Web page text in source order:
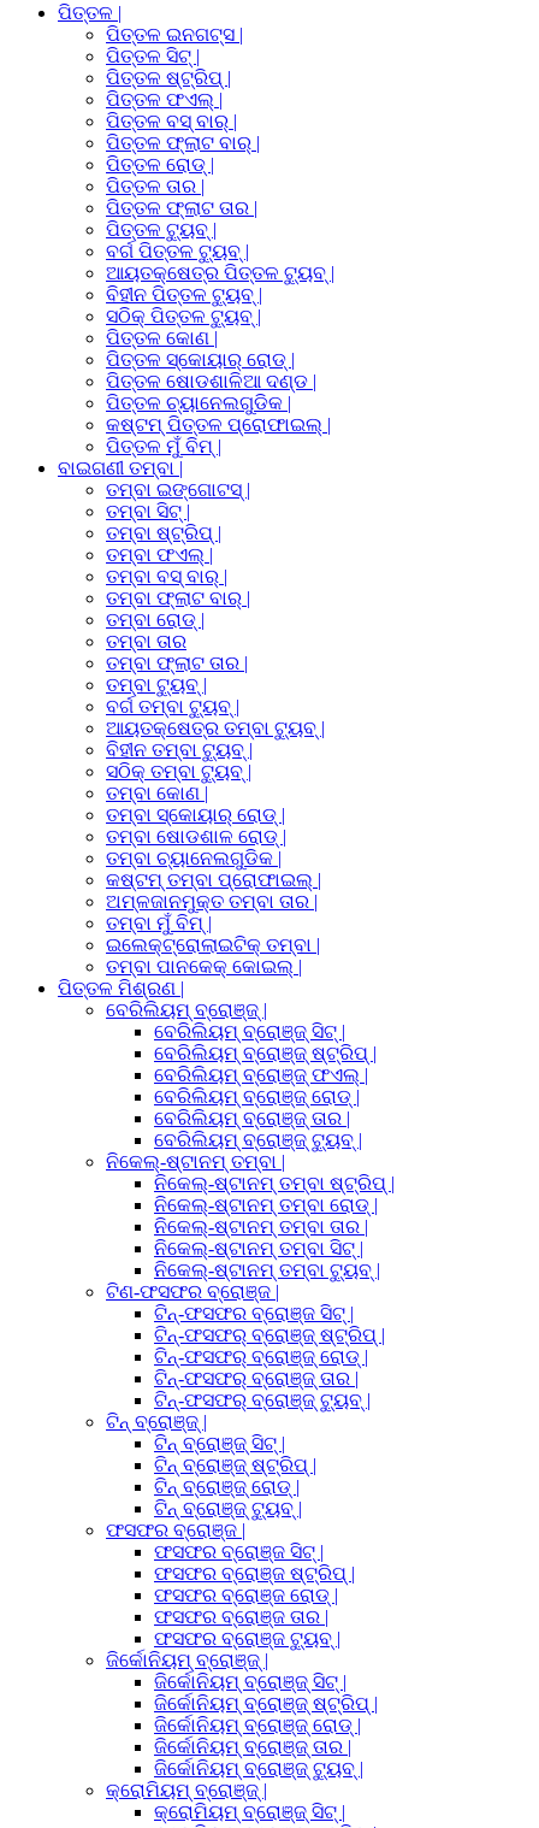
ପିତ୍ତଳ |
ପିତ୍ତଳ ଇନଗଟ୍ସ |
ପିତ୍ତଳ ସିଟ୍ |
ପିତ୍ତଳ ଷ୍ଟ୍ରିପ୍ |
ପିତ୍ତଳ ଫଏଲ୍ |
ପିତ୍ତଳ ବସ୍ ବାର୍ |
ପିତ୍ତଳ ଫ୍ଲାଟ ବାର୍ |
ପିତ୍ତଳ ରୋଡ୍ |
ପିତ୍ତଳ ତାର |
ପିତ୍ତଳ ଫ୍ଲାଟ ତାର |
ପିତ୍ତଳ ଟ୍ୟୁବ୍ |
ବର୍ଗ ପିତ୍ତଳ ଟ୍ୟୁବ୍ |
ଆୟତକ୍ଷେତ୍ର ପିତ୍ତଳ ଟ୍ୟୁବ୍ |
ବିହୀନ ପିତ୍ତଳ ଟ୍ୟୁବ୍ |
ସଠିକ୍ ପିତ୍ତଳ ଟ୍ୟୁବ୍ |
ପିତ୍ତଳ କୋଣ |
ପିତ୍ତଳ ସ୍କୋୟାର୍ ରୋଡ୍ |
ପିତ୍ତଳ ଷୋଡଶାଳିଆ ଦଣ୍ଡ |
ପିତ୍ତଳ ଚ୍ୟାନେଲଗୁଡିକ |
କଷ୍ଟମ୍ ପିତ୍ତଳ ପ୍ରୋଫାଇଲ୍ |
ପିତ୍ତଳ ମୁଁ ବିମ୍ |
ବାଇଗଣୀ ତମ୍ବା |
ତମ୍ବା ଇଙ୍ଗୋଟସ୍ |
ତମ୍ବା ସିଟ୍ |
ତମ୍ବା ଷ୍ଟ୍ରିପ୍ |
ତମ୍ବା ଫଏଲ୍ |
ତମ୍ବା ବସ୍ ବାର୍ |
ତମ୍ବା ଫ୍ଲାଟ ବାର୍ |
ତମ୍ବା ରୋଡ୍ |
ତମ୍ବା ତାର
ତମ୍ବା ଫ୍ଲାଟ ତାର |
ତମ୍ବା ଟ୍ୟୁବ୍ |
ବର୍ଗ ତମ୍ବା ଟ୍ୟୁବ୍ |
ଆୟତକ୍ଷେତ୍ର ତମ୍ବା ଟ୍ୟୁବ୍ |
ବିହୀନ ତମ୍ବା ଟ୍ୟୁବ୍ |
ସଠିକ୍ ତମ୍ବା ଟ୍ୟୁବ୍ |
ତମ୍ବା କୋଣ |
ତମ୍ବା ସ୍କୋୟାର୍ ରୋଡ୍ |
ତମ୍ବା ଷୋଡଶାଳ ରୋଡ୍ |
ତମ୍ବା ଚ୍ୟାନେଲଗୁଡିକ |
କଷ୍ଟମ୍ ତମ୍ବା ପ୍ରୋଫାଇଲ୍ |
ଅମ୍ଳଜାନମୁକ୍ତ ତମ୍ବା ତାର |
ତମ୍ବା ମୁଁ ବିମ୍ |
ଇଲେକ୍ଟ୍ରୋଲାଇଟିକ୍ ତମ୍ବା |
ତମ୍ବା ପାନକେକ୍ କୋଇଲ୍ |
ପିତ୍ତଳ ମିଶ୍ରଣ |
ବେରିଲିୟମ୍ ବ୍ରୋଞ୍ଜ୍ |
ବେରିଲିୟମ୍ ବ୍ରୋଞ୍ଜ୍ ସିଟ୍ |
ବେରିଲିୟମ୍ ବ୍ରୋଞ୍ଜ୍ ଷ୍ଟ୍ରିପ୍ |
ବେରିଲିୟମ୍ ବ୍ରୋଞ୍ଜ୍ ଫଏଲ୍ |
ବେରିଲିୟମ୍ ବ୍ରୋଞ୍ଜ୍ ରୋଡ୍ |
ବେରିଲିୟମ୍ ବ୍ରୋଞ୍ଜ୍ ତାର |
ବେରିଲିୟମ୍ ବ୍ରୋଞ୍ଜ୍ ଟ୍ୟୁବ୍ |
ନିକେଲ୍-ଷ୍ଟାନମ୍ ତମ୍ବା |
ନିକେଲ୍-ଷ୍ଟାନମ୍ ତମ୍ବା ଷ୍ଟ୍ରିପ୍ |
ନିକେଲ୍-ଷ୍ଟାନମ୍ ତମ୍ବା ରୋଡ୍ |
ନିକେଲ୍-ଷ୍ଟାନମ୍ ତମ୍ବା ତାର |
ନିକେଲ୍-ଷ୍ଟାନମ୍ ତମ୍ବା ସିଟ୍ |
ନିକେଲ୍-ଷ୍ଟାନମ୍ ତମ୍ବା ଟ୍ୟୁବ୍ |
ଟିଣ-ଫସଫର ବ୍ରୋଞ୍ଜ |
ଟିନ୍-ଫସଫର ବ୍ରୋଞ୍ଜ ସିଟ୍ |
ଟିନ୍-ଫସଫର୍ ବ୍ରୋଞ୍ଜ୍ ଷ୍ଟ୍ରିପ୍ |
ଟିନ୍-ଫସଫର୍ ବ୍ରୋଞ୍ଜ୍ ରୋଡ୍ |
ଟିନ୍-ଫସଫର୍ ବ୍ରୋଞ୍ଜ୍ ତାର |
ଟିନ୍-ଫସଫର୍ ବ୍ରୋଞ୍ଜ୍ ଟ୍ୟୁବ୍ |
ଟିନ୍ ବ୍ରୋଞ୍ଜ୍ |
ଟିନ୍ ବ୍ରୋଞ୍ଜ୍ ସିଟ୍ |
ଟିନ୍ ବ୍ରୋଞ୍ଜ୍ ଷ୍ଟ୍ରିପ୍ |
ଟିନ୍ ବ୍ରୋଞ୍ଜ୍ ରୋଡ୍ |
ଟିନ୍ ବ୍ରୋଞ୍ଜ୍ ଟ୍ୟୁବ୍ |
ଫସଫର ବ୍ରୋଞ୍ଜ |
ଫସଫର ବ୍ରୋଞ୍ଜ ସିଟ୍ |
ଫସଫର ବ୍ରୋଞ୍ଜ ଷ୍ଟ୍ରିପ୍ |
ଫସଫର ବ୍ରୋଞ୍ଜ ରୋଡ୍ |
ଫସଫର ବ୍ରୋଞ୍ଜ ତାର |
ଫସଫର ବ୍ରୋଞ୍ଜ ଟ୍ୟୁବ୍ |
ଜିର୍କୋନିୟମ୍ ବ୍ରୋଞ୍ଜ୍ |
ଜିର୍କୋନିୟମ୍ ବ୍ରୋଞ୍ଜ୍ ସିଟ୍ |
ଜିର୍କୋନିୟମ୍ ବ୍ରୋଞ୍ଜ୍ ଷ୍ଟ୍ରିପ୍ |
ଜିର୍କୋନିୟମ୍ ବ୍ରୋଞ୍ଜ୍ ରୋଡ୍ |
ଜିର୍କୋନିୟମ୍ ବ୍ରୋଞ୍ଜ୍ ତାର |
ଜିର୍କୋନିୟମ୍ ବ୍ରୋଞ୍ଜ୍ ଟ୍ୟୁବ୍ |
କ୍ରୋମିୟମ୍ ବ୍ରୋଞ୍ଜ୍ |
କ୍ରୋମିୟମ୍ ବ୍ରୋଞ୍ଜ୍ ସିଟ୍ |